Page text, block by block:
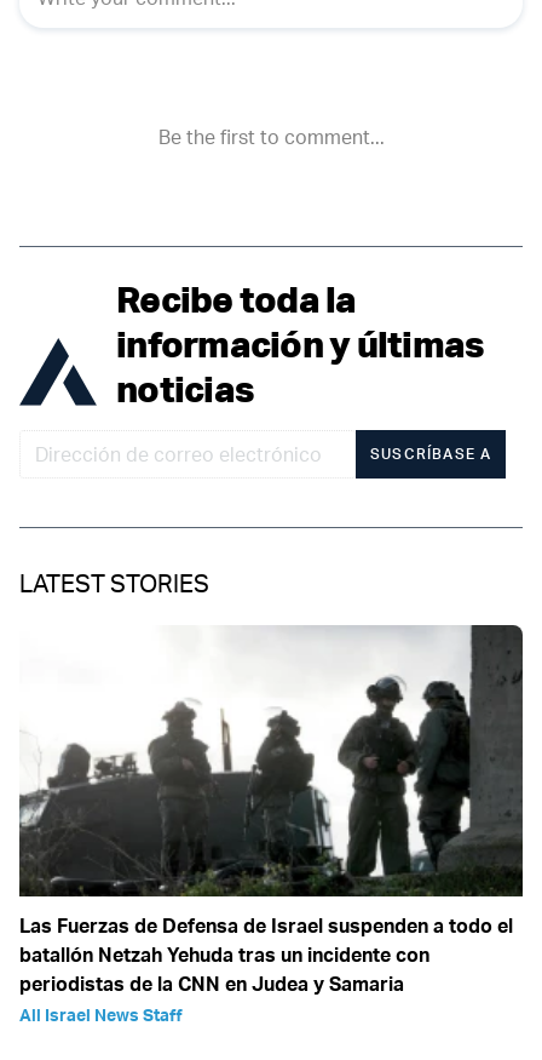
Recibe toda la
información y últimas
noticias
SUSCRÍBASE A
LATEST STORIES
Las Fuerzas de Defensa de Israel suspenden a todo el
batallón Netzah Yehuda tras un incidente con
periodistas de la CNN en Judea y Samaria
All Israel News Staff